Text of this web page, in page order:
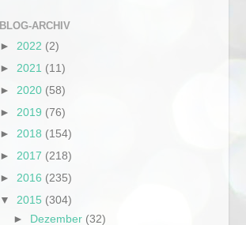
BLOG-ARCHIV
► 2022 (2)
► 2021 (11)
► 2020 (58)
► 2019 (76)
► 2018 (154)
► 2017 (218)
► 2016 (235)
▼ 2015 (304)
► Dezember (32)